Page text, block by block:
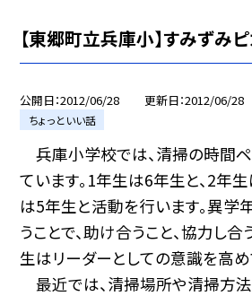
【東郷町立兵庫小】すみずみ
公開日 2012/06/28 更新日 2012/06/28
ちょっといい話
兵庫小学校では、清掃の時間
ています。1年生は6年生と、2年
は5年生と活動を行います。異学
うことで、助け合うこと、協力し
生はリーダーとしての意識を高め
最近では、清掃場所や清掃方法